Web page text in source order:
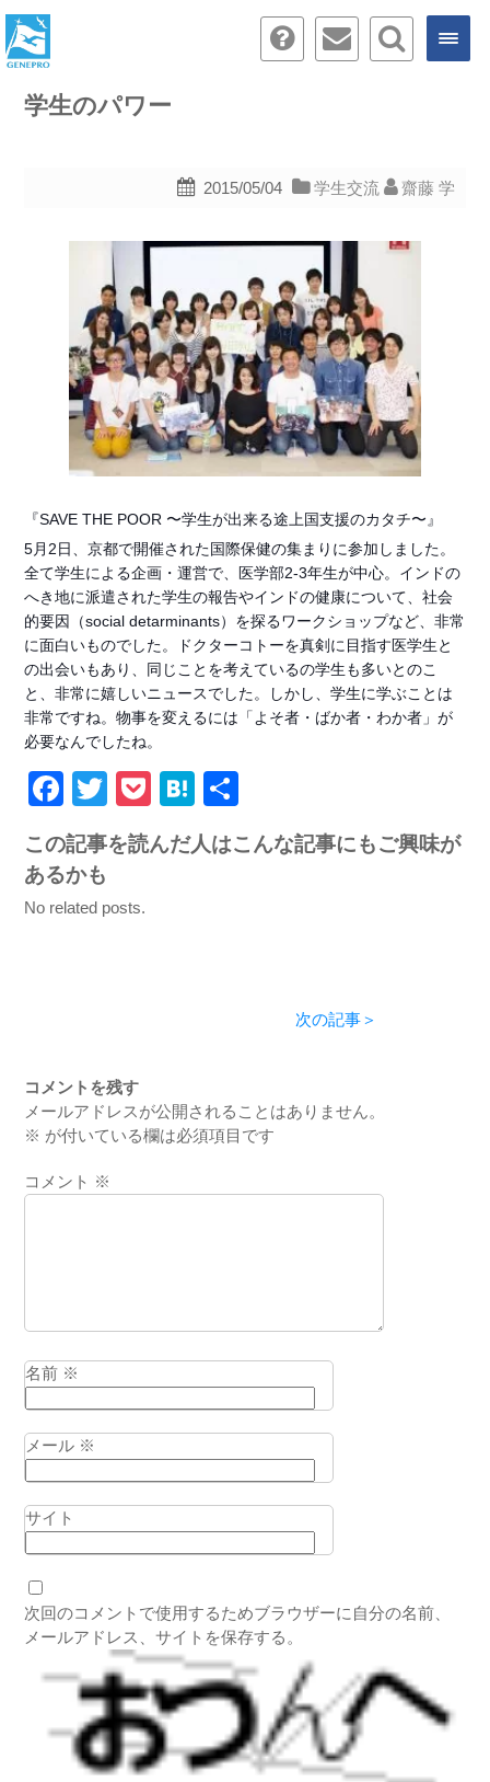
学生のパワー
2015/05/04 学生交流 齋藤 学
『SAVE THE POOR 〜学生が出来る途上国支援のカタチ〜』
5月2日、京都で開催された国際保健の集まりに参加しました。
全て学生による企画・運営で、医学部2-3年生が中心。インドの
へき地に派遣された学生の報告やインドの健康について、社会
的要因（social detarminants）を探るワークショップなど、非常
に面白いものでした。ドクターコトーを真剣に目指す医学生と
の出会いもあり、同じことを考えているの学生も多いとのこ
と、非常に嬉しいニュースでした。しかし、学生に学ぶことは
非常ですね。物事を変えるには「よそ者・ばか者・わか者」が
必要なんでしたね。
Facebook
Twitter
PocketHatena
有
この記事を読んだ人はこんな記事にもご興味が
あるかも
No related posts.
次の記事＞
コメントを残す
メールアドレスが公開されることはありません。
※ が付いている欄は必須項目です
コメント ※
名前 ※
メール ※
サイト
次回のコメントで使用するためブラウザーに自分の名前、
メールアドレス、サイトを保存する。